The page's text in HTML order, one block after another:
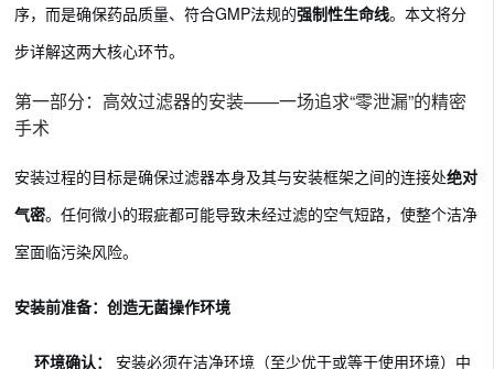
序，而是确保药品质量、符合GMP法规的强制性生命线。本文将分
步详解这两大核心环节。
第一部分：高效过滤器的安装——一场追求“零泄漏”的精密
手术
安装过程的目标是确保过滤器本身及其与安装框架之间的连接处绝对
气密。任何微小的瑕疵都可能导致未经过滤的空气短路，使整个洁净
室面临污染风险。
安装前准备：创造无菌操作环境
环境确认：
安装必须在洁净环境（至少优于或等于使用环境）中